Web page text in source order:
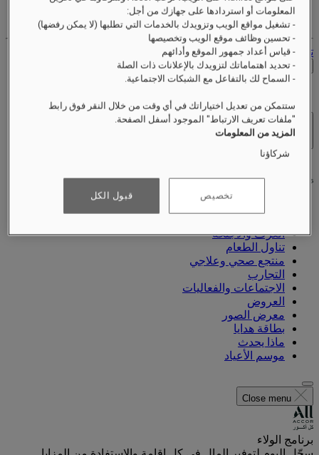
حساب الولاء الخاص بك
حجوزاتك
تسجيل الخروج
التحقق من الأسعار
الفنادق والمنتجعات
فتح القائمة
الغرف والأجنحة
تناول الطعام
منتجع صحي وعلاجي
التجارب
الاجتماعات والفعاليات
العروض
معرض الصور
بطاقة هدايا
ماذا يحدث
موسم الأعياد
Close menu
برنامج الولاء
المعلومات أو استردادها على جهازك من أجل:
- تشغيل مواقع الويب وتزويدك بالخدمات التي تطلبها (لا يمكن رفضها)
- تحسين وظائف موقع الويب وتخصيصها
- قياس أعداد جمهور الموقع وأدائهم
- تحديد اهتماماتك لتزويدك بالإعلانات ذات الصلة
- السماح لك بالتفاعل مع الشبكات الاجتماعية.
ستتمكن من تعديل اختياراتك في أي وقت من خلال النقر فوق رابط
"ملفات تعريف الارتباط" الموجود أسفل الصفحة.
المزيد من المعلومات
شركاؤنا
تخصيص قبول الكل